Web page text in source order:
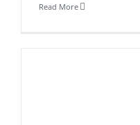
Read More